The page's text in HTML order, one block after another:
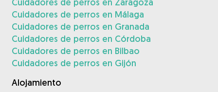
Cuidadores de perros en Málaga
Cuidadores de perros en Granada
Cuidadores de perros en Córdoba
Cuidadores de perros en Bilbao
Cuidadores de perros en Gijón
Alojamiento